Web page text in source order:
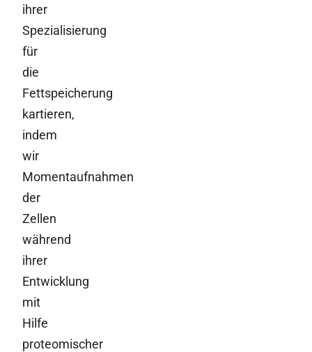
ihrer
Spezialisierung
für
die
Fettspeicherung
kartieren,
indem
wir
Momentaufnahmen
der
Zellen
während
ihrer
Entwicklung
mit
Hilfe
proteomischer